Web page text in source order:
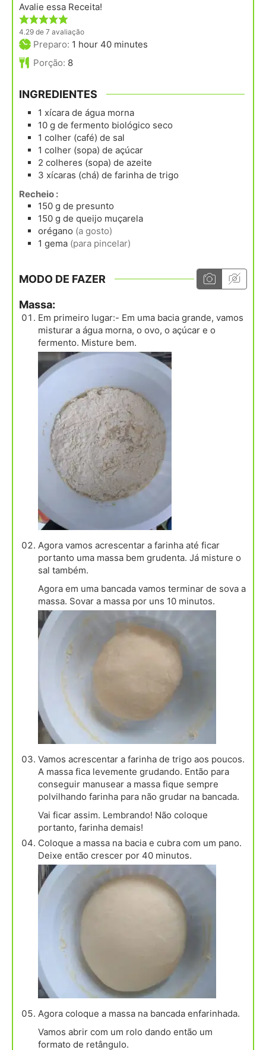
Avalie essa Receita!
4.29 de 7 avaliação
Preparo: 1 hour
hour 40minutes
minutes
Porção: 8
INGREDIENTES
1 xícara de água morna
10 g de fermento biológico seco
1 colher (café) de sal
1 colher (sopa) de açúcar
2 colheres (sopa) de azeite
3 xícaras (chá) de farinha de trigo
Recheio :
150 g de presunto
150 g de queijo muçarela
orégano (a gosto)
1 gema (para pincelar)
MODO DE FAZER
Massa:
Em primeiro lugar:- Em uma bacia grande, vamos
misturar a água morna, o ovo, o açúcar e o
fermento. Misture bem.
Agora vamos acrescentar a farinha até ficar
portanto uma massa bem grudenta. Já misture o
sal também.
Agora em uma bancada vamos terminar de sova a
massa. Sovar a massa por uns 10 minutos.
Vamos acrescentar a farinha de trigo aos poucos.
A massa fica levemente grudando. Então para
conseguir manusear a massa fique sempre
polvilhando farinha para não grudar na bancada.
Vai ficar assim. Lembrando! Não coloque
portanto, farinha demais!
Coloque a massa na bacia e cubra com um pano.
Deixe então crescer por 40 minutos.
Agora coloque a massa na bancada enfarinhada.
Vamos abrir com um rolo dando então um
formato de retângulo.